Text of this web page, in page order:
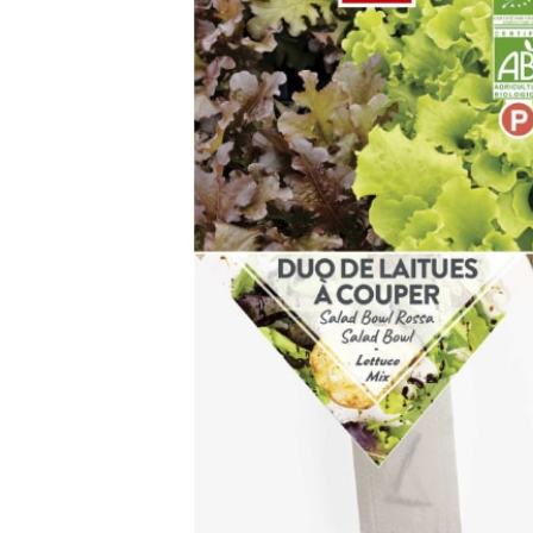
Arbustes de terre de bruyère
Plantes Grimpantes
Arbres fruitiers
Conifères
Plantes méditerranéennes et exotiques
Rosiers
Plantes
Plantes
Plantes
Plantes
Plantes
Plantes
Plantes
Lavande